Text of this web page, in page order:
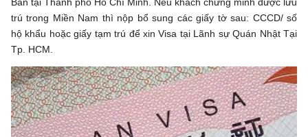
trú trong Miền Nam thì nộp bổ sung các giấy tờ sau: CCCD/ số
hộ khẩu hoặc giấy tạm trú để xin Visa tại Lãnh sự Quán Nhật Tại
Tp. HCM.